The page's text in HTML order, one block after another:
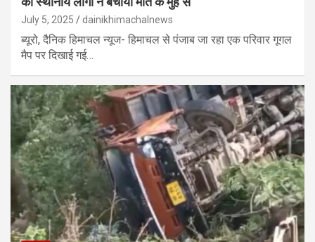
July 5, 2025 dainikhimachalnews
ब्यूरो, दैनिक हिमाचल न्यूज- हिमाचल से पंजाब जा रहा एक परिवार गूगल
मैप पर दिखाई गई…